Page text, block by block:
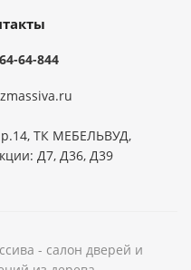
64-844
ТК МЕБЕЛЬВУД,
Д7, Д36, Д39
- салон дверей и